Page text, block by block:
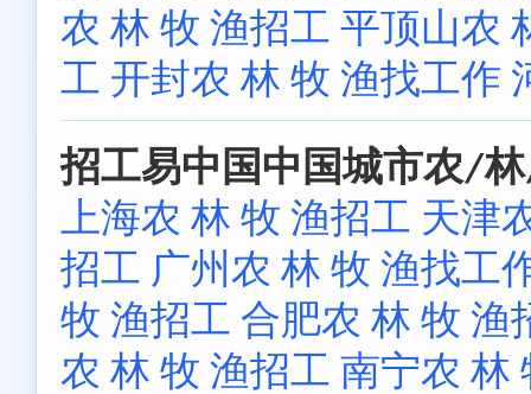
农 林 牧 渔招工 平顶山农
工 开封农 林 牧 渔找工作
招工易中国中国城市农/
上海农 林 牧 渔招工 天津
招工 广州农 林 牧 渔找工
牧 渔招工 合肥农 林 牧 渔
农 林 牧 渔招工 南宁农 林